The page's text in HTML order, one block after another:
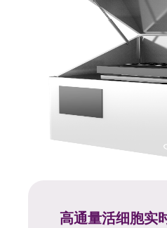
高通量活细胞实